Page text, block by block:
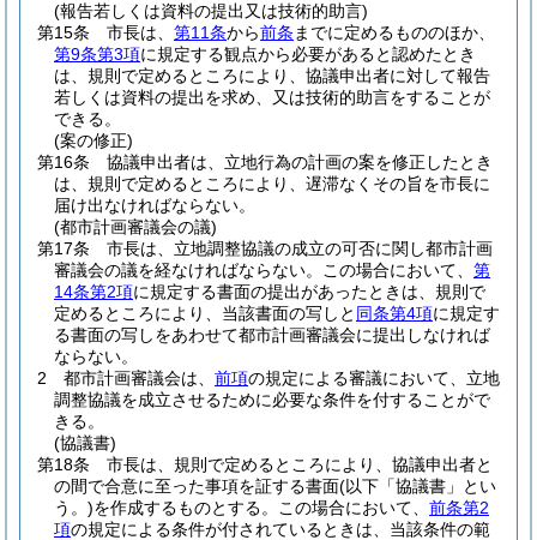
(報告若しくは資料の提出又は技術的助言)
第15条
市長は、 第11条から前条 までに定めるもののほか、
第9条第3項に規定する観点から必要があると認めたとき
は、規則で定めるところにより、協議申出者に対して報告
若しくは資料の提出を求め、又は技術的助言をすることが
できる。
(案の修正)
第16条
協議申出者は、立地行為の計画の案を修正したとき
は、規則で定めるところにより、遅滞なくその旨を市長に
届け出なければならない。
(都市計画審議会の議)
第17条
市長は、立地調整協議の成立の可否に関し都市計画
審議会の議を経なければならない。
この場合において、 第
14条第2項に規定する書面の提出があったときは、規則で
定めるところにより、当該書面の写しと 同条第4項に規定す
る書面の写しをあわせて都市計画審議会に提出しなければ
ならない。
2
都市計画審議会は、 前項の規定による審議において、立地
調整協議を成立させるために必要な条件を付することがで
きる。
(協議書)
第18条
市長は、規則で定めるところにより、協議申出者と
の間で合意に至った事項を証する書面(以下「協議書」とい
う。)を作成するものとする。 この場合において、 前条第2
項の規定による条件が付されているときは、当該条件の範